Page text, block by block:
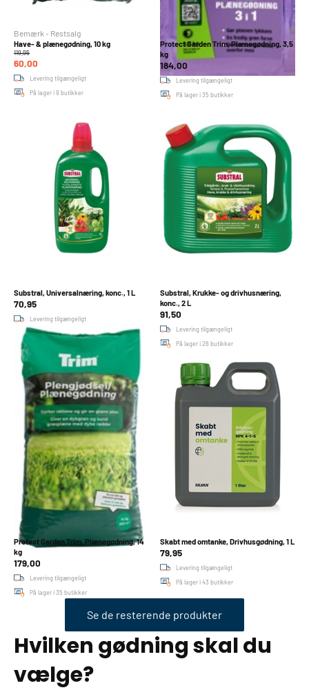
Have- & plænegødning, 10 kg
Bemærk - Restsalg
119,95
60,00
Levering tilgængeligt
På lager i 9 butikker
Protect Garden Trim, Plænegødning, 3,5
kg
184,00
Levering tilgængeligt
På lager i 35 butikker
Substral, Universalnæring, konc., 1 L
70,95
Levering tilgængeligt
På lager i 40 butikker
Substral, Krukke- og drivhusnæring,
konc., 2 L
91,50
Levering tilgængeligt
På lager i 26 butikker
Protect Garden Trim, Plænegødning, 14
kg
179,00
Levering tilgængeligt
På lager i 35 butikker
Skabt med omtanke, Drivhusgødning, 1 L
79,95
Levering tilgængeligt
På lager i 43 butikker
Se de resterende produkter
Hvilken gødning skal du
vælge?